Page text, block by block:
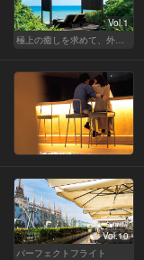
Vol.1
Vol.10
パーフェクトフライト